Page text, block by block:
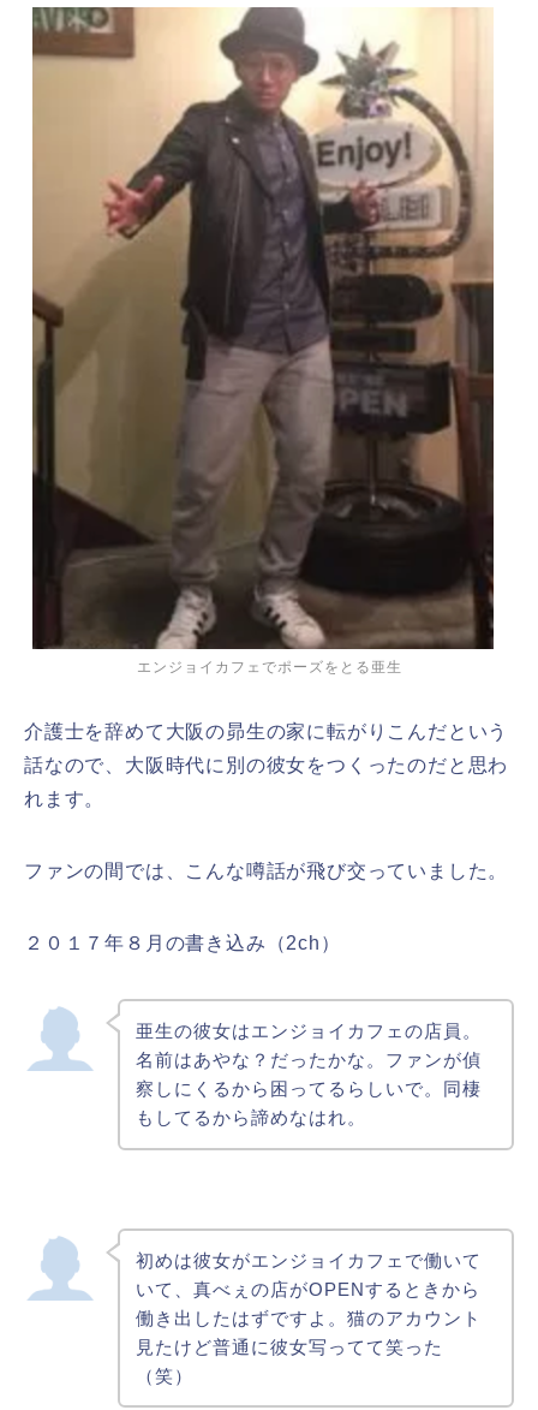
エンジョイカフェでポーズをとる亜生
介護士を辞めて大阪の昴生の家に転がりこんだという
話なので、大阪時代に別の彼女をつくったのだと思わ
れます。
ファンの間では、こんな噂話が飛び交っていました。
２０１７年８月の書き込み（2ch）
亜生の彼女はエンジョイカフェの店員。
名前はあやな？だったかな。ファンが偵
察しにくるから困ってるらしいで。同棲
もしてるから諦めなはれ。
初めは彼女がエンジョイカフェで働いて
いて、真べぇの店がOPENするときから
働き出したはずですよ。猫のアカウント
見たけど普通に彼女写ってて笑った
（笑）